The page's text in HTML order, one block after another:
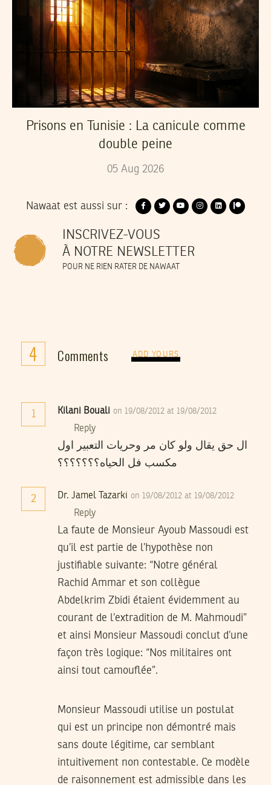
Prisons en Tunisie : La canicule comme
double peine
05 Aug 2026
Nawaat est aussi sur :
INSCRIVEZ-VOUS
À NOTRE NEWSLETTER
POUR NE RIEN RATER DE NAWAAT
4 Comments ADD YOURS
1 Kilani Bouali on 19/08/2012 at 19/08/2012
Reply
ال حق يقال ولو كان مر وحريات التعبير اول
مكسب فل الحياه؟؟؟؟؟؟؟
2 Dr. Jamel Tazarki on 19/08/2012 at 19/08/2012
Reply
La faute de Monsieur Ayoub Massoudi est
qu’il est partie de l’hypothèse non
justifiable suivante: “Notre général
Rachid Ammar et son collègue
Abdelkrim Zbidi étaient évidemment au
courant de l’extradition de M. Mahmoudi”
et ainsi Monsieur Massoudi conclut d’une
façon très logique: “Nos militaires ont
ainsi tout camouflée”.
Monsieur Massoudi utilise un postulat
qui est un principe non démontré mais
sans doute légitime, car semblant
intuitivement non contestable. Ce modèle
de raisonnement est admissible dans les